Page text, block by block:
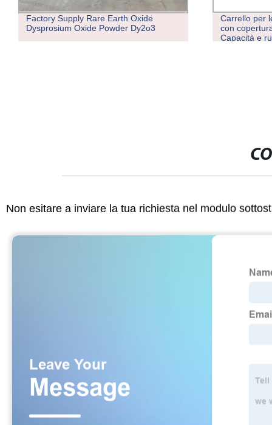
Factory Supply Rare Earth Oxide
Dysprosium Oxide Powder Dy2o3
Carrello per
con
Capacità e
Non esitare a inviare la tua richiesta nel modulo